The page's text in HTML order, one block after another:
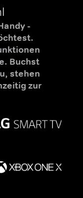
-
Buchst
stehen
zur